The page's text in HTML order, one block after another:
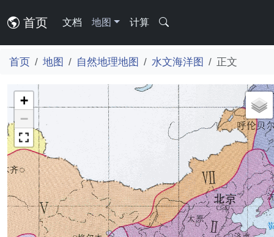
首页 文档 地图 计算
首页 地图 自然地理地图 水文海洋图 正文
+
−